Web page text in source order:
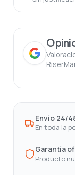
Envío 24/
En toda la
Garantía
Producto